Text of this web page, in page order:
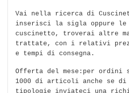
Vai nella ricerca di
inserisci la sigla oppure le
cuscinetto, troverai altre
trattate, con i relativi
e tempi di consegna.
Offerta del mese:per ordini
1000 di articoli anche se di
tipologie inviateci una